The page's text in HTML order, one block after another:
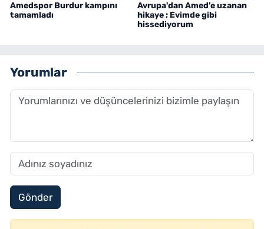
Amedspor Burdur kampını
tamamladı
Avrupa'dan Amed'e uzanan
hikaye ; Evimde gibi
hissediyorum
Yorumlar
Gönder